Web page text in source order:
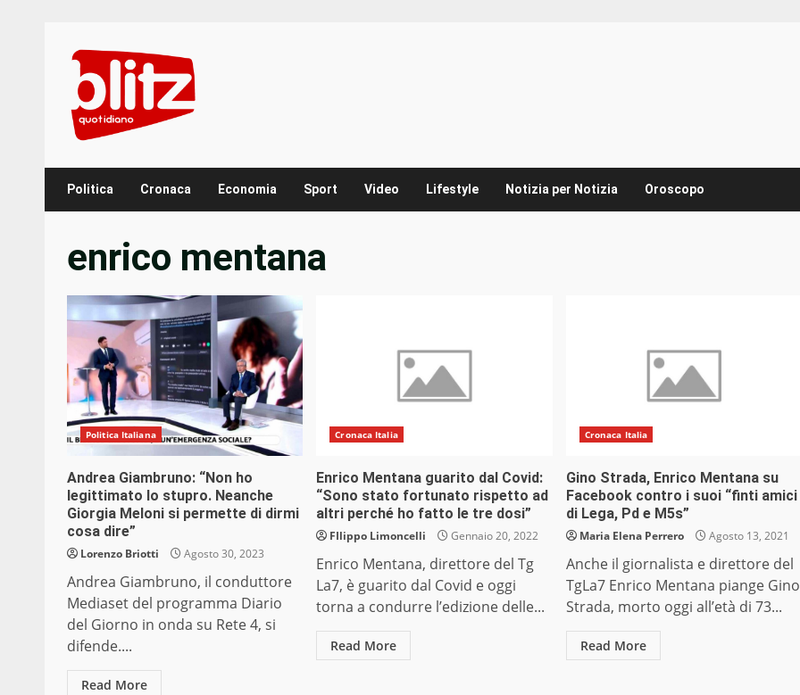
content
Politica Cronaca Economia Sport Video Lifestyle Notizia per Notizia Oroscopo
enrico mentana
Politica Italiana
Andrea Giambruno: “Non ho
legittimato lo stupro. Neanche
Giorgia Meloni si permette di dirmi
cosa dire”
Lorenzo Briotti Agosto 30, 2023
Andrea Giambruno, il conduttore
Mediaset del programma Diario
del Giorno in onda su Rete 4, si
difende....
Read More
Cronaca Italia
Enrico Mentana guarito dal Covid:
“Sono stato fortunato rispetto ad
altri perché ho fatto le tre dosi”
FIlippo Limoncelli Gennaio 20, 2022
Enrico Mentana, direttore del Tg
La7, è guarito dal Covid e oggi
torna a condurre l’edizione delle...
Read More
Cronaca Italia
Gino Strada, Enrico Mentana su
Facebook contro i suoi “finti amici
di Lega, Pd e M5s”
Maria Elena Perrero Agosto 13, 2021
Anche il giornalista e direttore del
TgLa7 Enrico Mentana piange Gino
Strada, morto oggi all’età di 73...
Read More